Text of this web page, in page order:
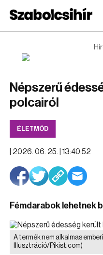
Népszerű
polcairól
ÉLETMÓD
2026. 06. 25. | 13:40:52
Fémdarabok lehetnek
A termék nem alkalmas
Illusztráció/Pikist.com)